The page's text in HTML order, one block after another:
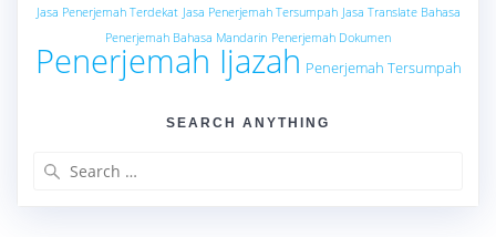
Jasa Penerjemah Terdekat Jasa Penerjemah Tersumpah Jasa Translate Bahasa
Penerjemah Bahasa Mandarin Penerjemah Dokumen
Penerjemah Ijazah Penerjemah Tersumpah
SEARCH ANYTHING